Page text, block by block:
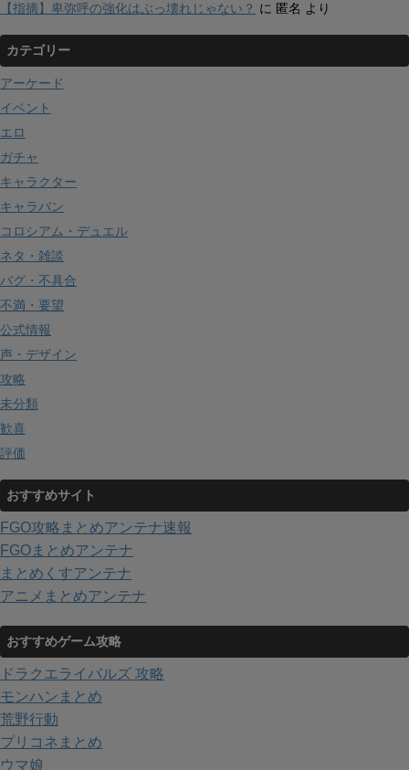
【指摘】卑弥呼の強化はぶっ壊れじゃない？ に 匿名 より
カテゴリー
アーケード
イベント
エロ
ガチャ
キャラクター
キャラバン
コロシアム・デュエル
ネタ・雑談
バグ・不具合
不満・要望
公式情報
声・デザイン
攻略
未分類
歓喜
評価
おすすめサイト
FGO攻略まとめアンテナ速報
FGOまとめアンテナ
まとめくすアンテナ
アニメまとめアンテナ
おすすめゲーム攻略
ドラクエライバルズ 攻略
モンハンまとめ
荒野行動
プリコネまとめ
ウマ娘